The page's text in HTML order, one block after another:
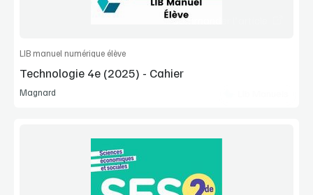
Commander l'article
LIB manuel numérique élève
Technologie 4e (2025) - Cahier
Magnard